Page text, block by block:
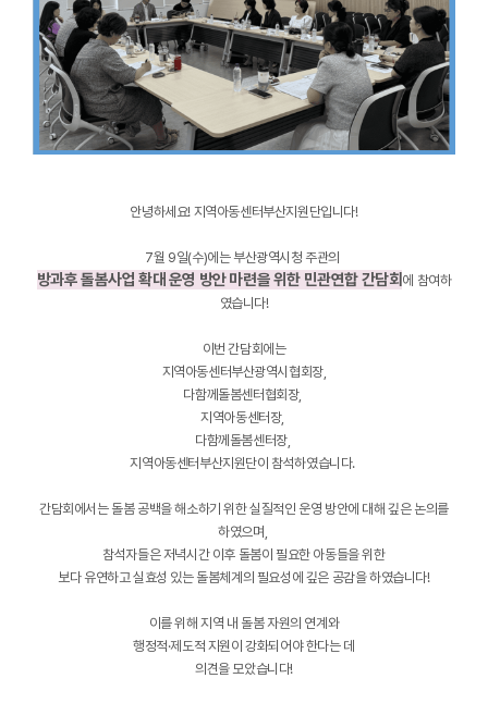
안녕하세요! 지역아동센터부산지원단입니다!
7월 9일(수)에는 부산광역시청 주관의
방과후 돌봄사업 확대 운영 방안 마련을 위한 민관연합 간담회 에 참여하
였습니다!
이번 간담회에는
지역아동센터부산광역시협회장,
다함께돌봄센터협회장,
지역아동센터장,
다함께돌봄센터장,
지역아동센터부산지원단이 참석하였습니다.
간담회에서는 돌봄 공백을 해소하기 위한 실질적인 운영 방안에 대해 깊은 논의를
하였으며,
참석자들은 저녁시간 이후 돌봄이 필요한 아동들을 위한
보다 유연하고 실효성 있는 돌봄체계의 필요성에 깊은 공감을 하였습니다!
이를 위해 지역 내 돌봄 자원의 연계와
행정적·제도적 지원이 강화되어야 한다는 데
의견을 모았습니다!